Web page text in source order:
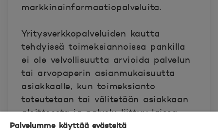
markkinainformaatiopalveluita.
Yritysverkkopalveluiden kautta
tehdyissä toimeksiannoissa pankilla
ei ole velvollisuutta arvioida palvelun
tai arvopaperin asianmukaisuutta
asiakkaalle, kun toimeksianto
toteutetaan tai välitetään asiakkaan
aloitteesta ja palvelu liittyy laissa
tarkoitettuihin yksinkertaisiin
Palvelumme käyttää evästeitä